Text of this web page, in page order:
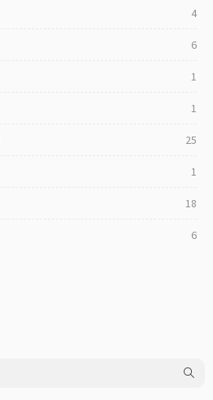
4
6
1
1
25
1
18
6